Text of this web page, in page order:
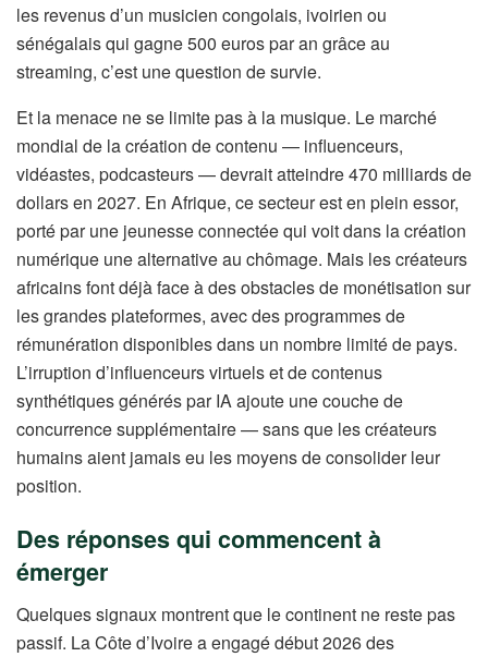
les revenus d’un musicien congolais, ivoirien ou
sénégalais qui gagne 500 euros par an grâce au
streaming, c’est une question de survie.
Et la menace ne se limite pas à la musique. Le marché
mondial de la création de contenu — influenceurs,
vidéastes, podcasteurs — devrait atteindre 470 milliards de
dollars en 2027. En Afrique, ce secteur est en plein essor,
porté par une jeunesse connectée qui voit dans la création
numérique une alternative au chômage. Mais les créateurs
africains font déjà face à des obstacles de monétisation sur
les grandes plateformes, avec des programmes de
rémunération disponibles dans un nombre limité de pays.
L’irruption d’influenceurs virtuels et de contenus
synthétiques générés par IA ajoute une couche de
concurrence supplémentaire — sans que les créateurs
humains aient jamais eu les moyens de consolider leur
position.
Des réponses qui commencent à
émerger
Quelques signaux montrent que le continent ne reste pas
passif. La Côte d’Ivoire a engagé début 2026 des